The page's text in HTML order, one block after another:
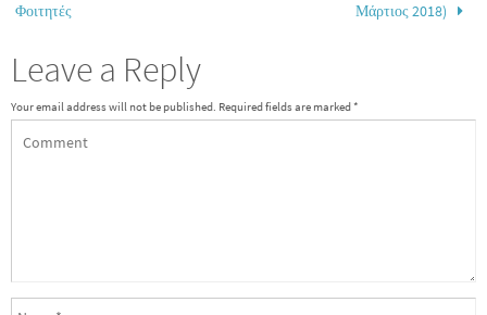
Φοιτητές
Μάρτιος 2018)
Leave a Reply
Your email address will not be published. Required fields are marked*